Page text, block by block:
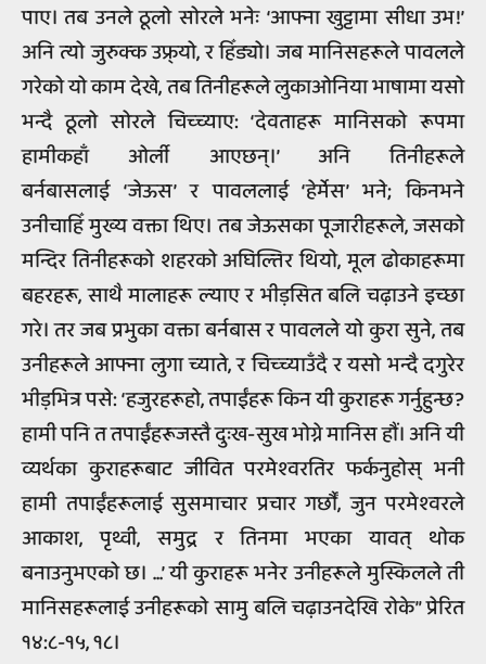
पाए। तब उनले ठूलो सोरले भनेः ‘आफ्ना खुट्टामा सीधा उभ!’
अनि त्यो जुरुक्क उफ्र्यो, र हिँड्यो। जब मानिसहरूले पावलले
गरेको यो काम देखे, तब तिनीहरूले लुकाओनिया भाषामा यसो
भन्दै ठूलो सोरले चिच्च्याए: ‘देवताहरू मानिसको रूपमा
हामीकहाँ ओर्ली आएछन्।’ अनि तिनीहरूले
बर्नबासलाई ‘जेऊस’ र पावललाई ‘हेर्मेस’ भने; किनभने
उनीचाहिँ मुख्य वक्ता थिए। तब जेऊसका पूजारीहरूले, जसको
मन्दिर तिनीहरूको शहरको अघिल्तिर थियो, मूल ढोकाहरूमा
बहरहरू, साथै मालाहरू ल्याए र भीड़सित बलि चढ़ाउने इच्छा
गरे। तर जब प्रभुका वक्ता बर्नबास र पावलले यो कुरा सुने, तब
उनीहरूले आफ्ना लुगा च्याते, र चिच्च्याउँदै र यसो भन्दै दगुरेर
भीड़भित्र पसे: ‘हजुरहरूहो, तपाईंहरू किन यी कुराहरू गर्नुहुन्छ?
हामी पनि त तपाईंहरूजस्तै दुःख-सुख भोग्ने मानिस हौं। अनि यी
व्यर्थका कुराहरूबाट जीवित परमेश्‍वरतिर फर्कनुहोस् भनी
हामी तपाईंहरूलाई सुसमाचार प्रचार गर्छौं, जुन परमेश्‍वरले
आकाश, पृथ्वी, समुद्र र तिनमा भएका यावत् थोक
बनाउनुभएको छ। ...’ यी कुराहरू भनेर उनीहरूले मुस्किलले ती
मानिसहरूलाई उनीहरूको सामु बलि चढ़ाउनदेखि रोके” प्रेरित
१४:८-१५, १८।